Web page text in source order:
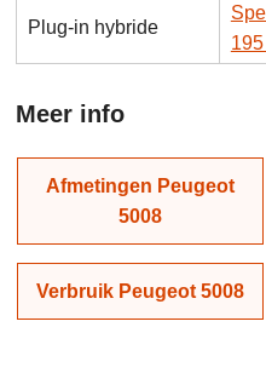
Plug-in hybride
Meer info
Afmetingen Peugeot
5008
Verbruik Peugeot 5008